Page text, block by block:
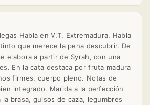
Habla en V.T. Extremadura, Habla
que merece la pena descubrir. De
elabora a partir de Syrah, con una
En la cata destaca por fruta madura
firmes, cuerpo pleno. Notas de
integrado. Marida a la perfección
brasa, guisos de caza, legumbres